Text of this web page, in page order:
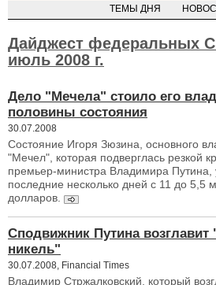
ТЕМЫ ДНЯ
Дайджест федеральных
июль 2008 г.
Дело "Мечела" стоило его
половины состояния
30.07.2008
Состояние Игоря Зюзина, основного
"Мечел", которая подверглась резкой
премьер-министра Владимира Путина,
последние несколько дней с 11 до 5,5
долларов.
Сподвижник Путина
никель"
30.07.2008, Financial Times
Владимир Стржалковский, который